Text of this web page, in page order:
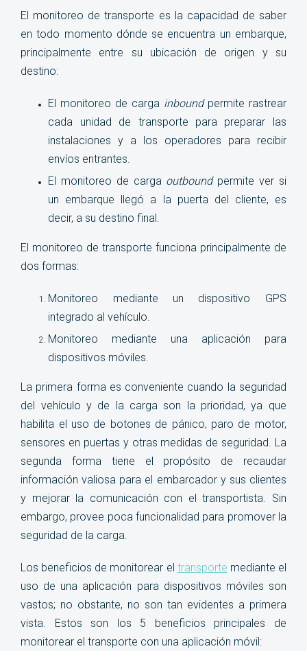
El monitoreo de transporte es la capacidad de saber
en todo momento dónde se encuentra un embarque,
principalmente entre su ubicación de origen y su
destino:
El monitoreo de carga inboundpermite rastrear
cada unidad de transporte para preparar las
instalaciones y a los operadores para recibir
envíos entrantes.
El monitoreo de carga outboundpermite ver si
un embarque llegó a la puerta del cliente, es
decir, a su destino final.
El monitoreo de transporte funciona principalmente de
dos formas:
Monitoreo mediante un dispositivo GPS
integrado al vehículo.
Monitoreo mediante una aplicación para
dispositivos móviles.
La primera forma es conveniente cuando la seguridad
del vehículo y de la carga son la prioridad, ya que
habilita el uso de botones de pánico, paro de motor,
sensores en puertas y otras medidas de seguridad. La
segunda forma tiene el propósito de recaudar
información valiosa para el embarcador y sus clientes
y mejorar la comunicación con el transportista. Sin
embargo, provee poca funcionalidad para promover la
seguridad de la carga.
Los beneficios de monitorear el transporte mediante el
uso de una aplicación para dispositivos móviles son
vastos; no obstante, no son tan evidentes a primera
vista. Estos son los 5 beneficios principales de
monitorear el transporte con una aplicación móvil: